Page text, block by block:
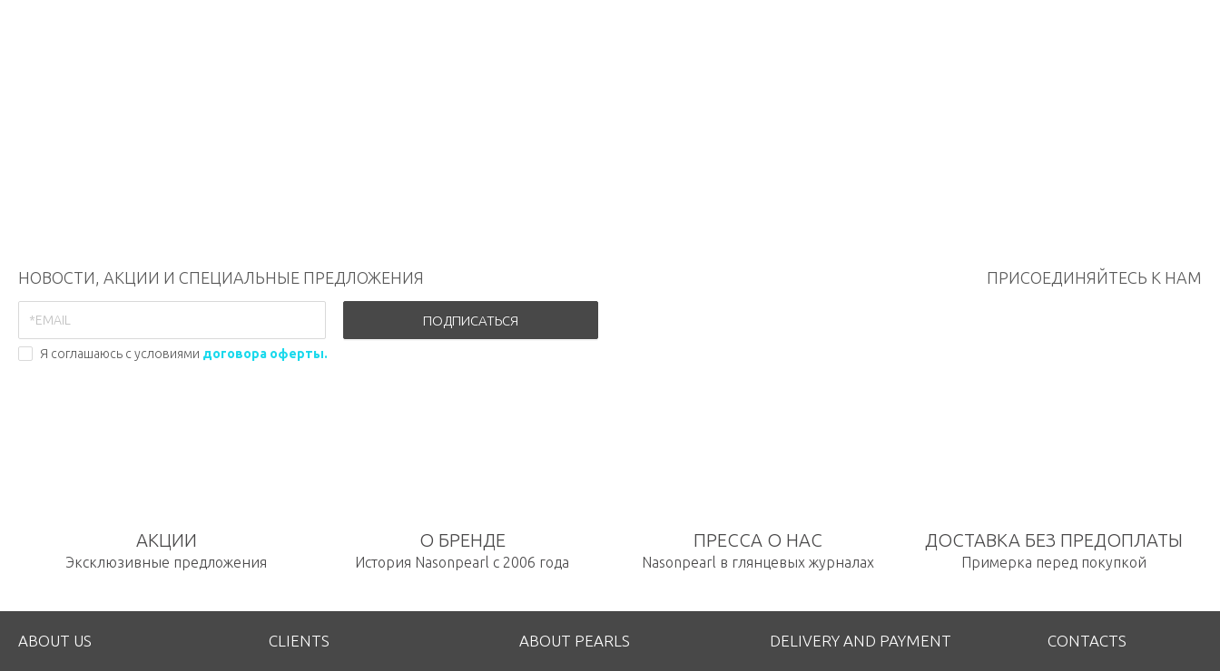
НОВОСТИ, АКЦИИ И СПЕЦИАЛЬНЫЕ ПРЕДЛОЖЕНИЯ
ПОДПИСАТЬСЯ
Я соглашаюсь с условиями договора оферты.
ПРИСОЕДИНЯЙТЕСЬ К НАМ
АКЦИИ
Эксклюзивные предложения
О БРЕНДЕ
История Nasonpearl с 2006 года
ПРЕССА О НАС
Nasonpearl в глянцевых журналах
ДОСТАВКА БЕЗ ПРЕДОПЛАТЫ
Примерка перед покупкой
ABOUT US CLIENTS ABOUT PEARLS DELIVERY AND PAYMENT CONTACTS